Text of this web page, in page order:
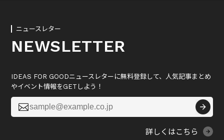
ニュースレター
NEWSLETTER
IDEAS FOR GOODニュースレターに無料登録して、人気記事まとめ
やイベント情報をGETしよう！

詳しくはこちら